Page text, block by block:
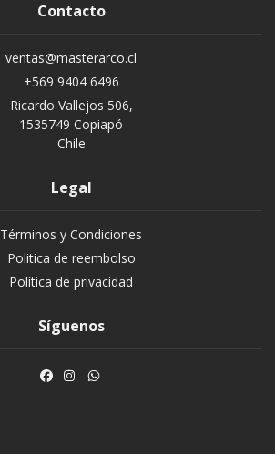
Contacto
ventas@masterarco.cl
+569 9404 6496
Ricardo Vallejos 506,
1535749 Copiapó
Chile
Legal
Términos y Condiciones
Politica de reembolso
Política de privacidad
Síguenos